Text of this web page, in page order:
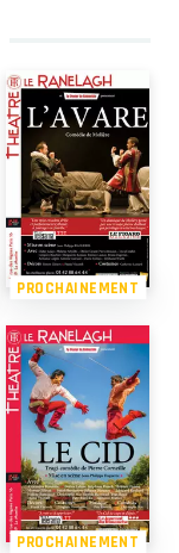
PROCHAINEMENT
PROCHAINEMENT